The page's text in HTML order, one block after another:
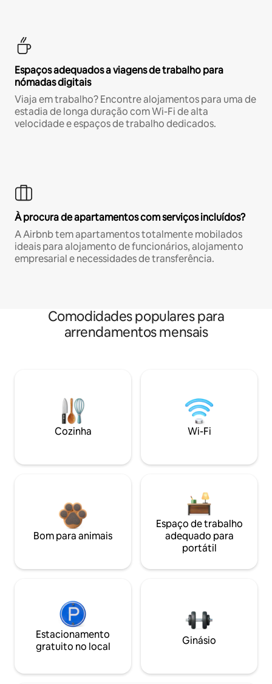
Espaços adequados a viagens de trabalho para
nómadas digitais
Viaja em trabalho? Encontre alojamentos para uma de
estadia de longa duração com Wi-Fi de alta
velocidade e espaços de trabalho dedicados.
À procura de apartamentos com serviços incluídos?
A Airbnb tem apartamentos totalmente mobilados
ideais para alojamento de funcionários, alojamento
empresarial e necessidades de transferência.
Comodidades populares para
arrendamentos mensais
Cozinha Wi-Fi
Bom para animais
Espaço de trabalho
adequado para
portátil
Estacionamento
gratuito no local
Ginásio